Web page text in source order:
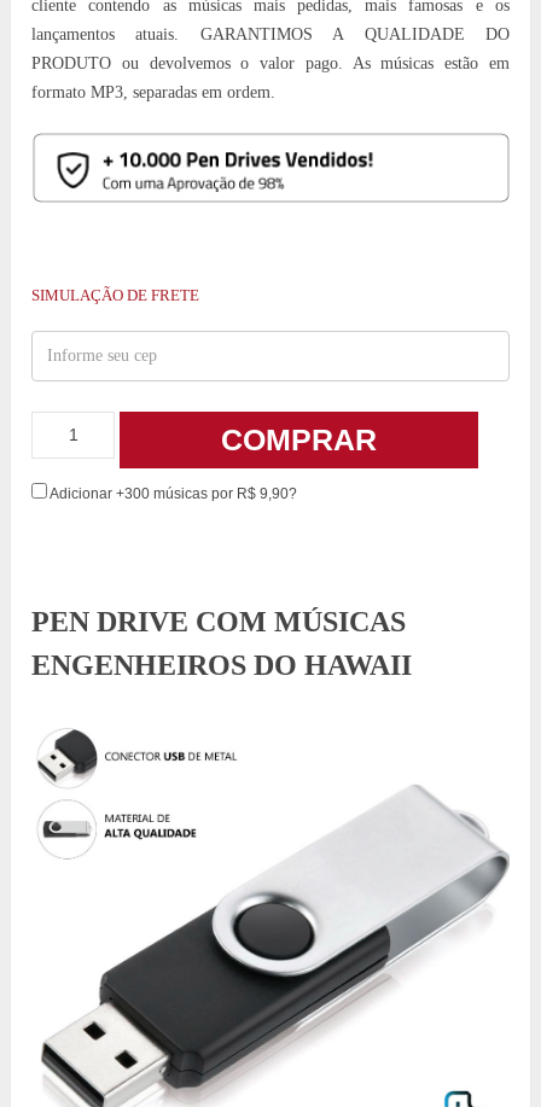
cliente contendo as músicas mais pedidas, mais famosas e os
lançamentos atuais. GARANTIMOS A QUALIDADE DO
PRODUTO ou devolvemos o valor pago. As músicas estão em
formato MP3, separadas em ordem.
SIMULAÇÃO DE FRETE
COMPRAR
Adicionar +300 músicas por R$ 9,90?
PEN DRIVE COM MÚSICAS
ENGENHEIROS DO HAWAII